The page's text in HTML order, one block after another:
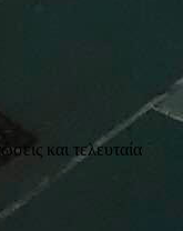
και τελευταία